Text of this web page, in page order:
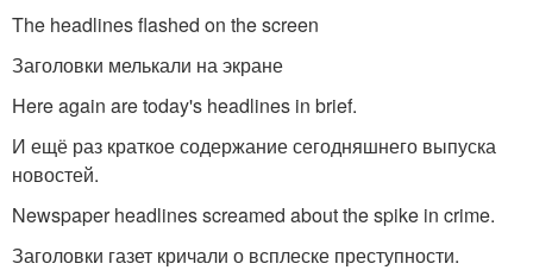
The headlines flashed on the screen
Заголовки мелькали на экране
Here again are today's headlines in brief.
И ещё раз краткое содержание сегодняшнего выпуска
новостей.
Newspaper headlines screamed about the spike in crime.
Заголовки газет кричали о всплеске преступности.